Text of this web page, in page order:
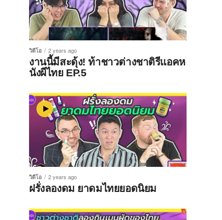
วิดีโอ 2 years ago
งานนี้มีสะดุ้ง! ท้าชาวต่างชาติรีแอคห
นังผีไทย EP.5
วิดีโอ 2 years ago
ฝรั่งลองดม ยาดมไทยยอดนิยม